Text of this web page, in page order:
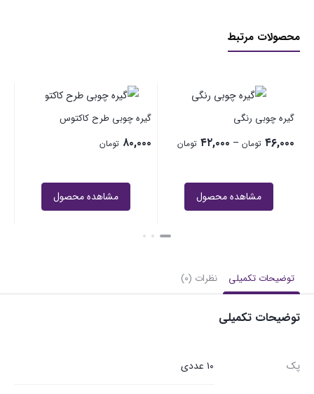
محصولات مرتبط
گیره چوبی رنگی
۴۶,۰۰۰ تومان – ۴۲,۰۰۰ تومان
مشاهده محصول
گیره چوبی طرح کاکتوس
۸۰,۰۰۰ تومان
مشاهده محصول
توضیحات تکمیلی نظرات (0)
توضیحات تکمیلی
پک ۱۰ عددی